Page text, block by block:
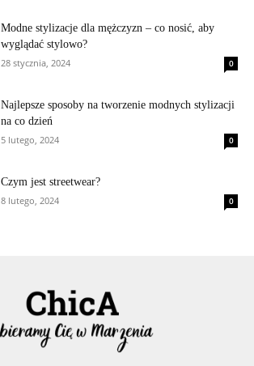
Modne stylizacje dla mężczyzn – co nosić, aby
wyglądać stylowo?
28 stycznia, 2024
0
Najlepsze sposoby na tworzenie modnych stylizacji
na co dzień
5 lutego, 2024
0
Czym jest streetwear?
8 lutego, 2024
0